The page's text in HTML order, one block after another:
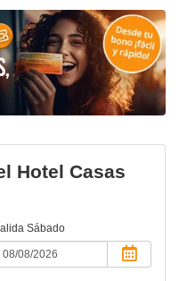
Hotel Casas
Sábado